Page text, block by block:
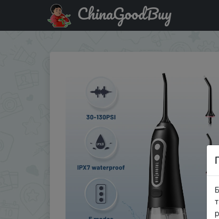
Придбати Oral Irrigator USB Rechargeable Water
ChinaGoodBuy